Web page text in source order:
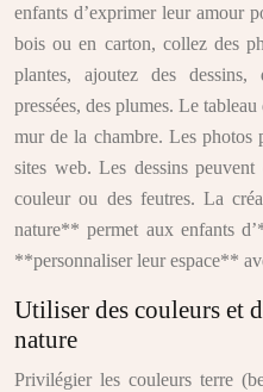
enfants d’exprimer leur amour
bois ou en carton, collez des
plantes, ajoutez des dessins,
pressées, des plumes. Le
mur de la chambre. Les photos
sites web. Les dessins
couleur ou des feutres. La
nature** permet aux enfants
**personnaliser leur espace**
Utiliser des couleurs et
nature
Privilégier les couleurs terre